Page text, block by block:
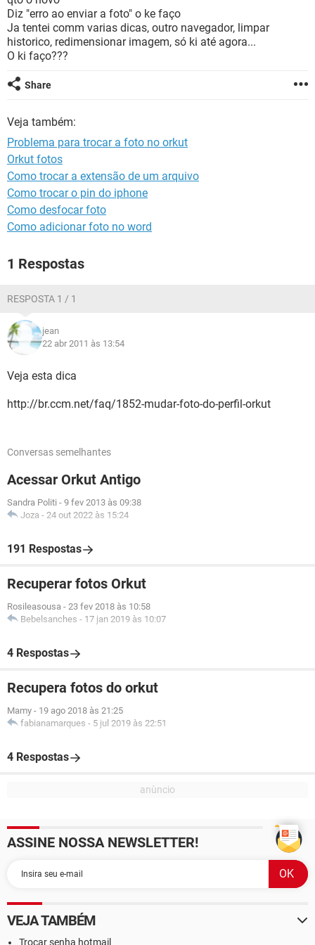
GUIA DE COMPRAS
Diz "erro ao enviar a foto" o ke faço
Ja tentei comm varias dicas, outro navegador, limpar
historico, redimensionar imagem, só ki até agora...
O ki faço???
Share
Veja também:
Problema para trocar a foto no orkut
Orkut fotos
Como trocar a extensão de um arquivo
Como trocar o pin do iphone
Como desfocar foto
Como adicionar foto no word
1 Respostas
RESPOSTA 1 / 1
jean
22 abr 2011 às 13:54
Veja esta dica
http://br.ccm.net/faq/1852-mudar-foto-do-perfil-orkut
Conversas semelhantes
Acessar Orkut Antigo
Sandra Politi - 9 fev 2013 às 09:38
Joza - 24 out 2022 às 15:24
191 Respostas
Recuperar fotos Orkut
Rosileasousa - 23 fev 2018 às 10:58
Bebelsanches - 17 jan 2019 às 10:07
4 Respostas
Recupera fotos do orkut
Mamy - 19 ago 2018 às 21:25
fabianamarques - 5 jul 2019 às 22:51
4 Respostas
ASSINE NOSSA NEWSLETTER!
VEJA TAMBÉM
Trocar senha hotmail